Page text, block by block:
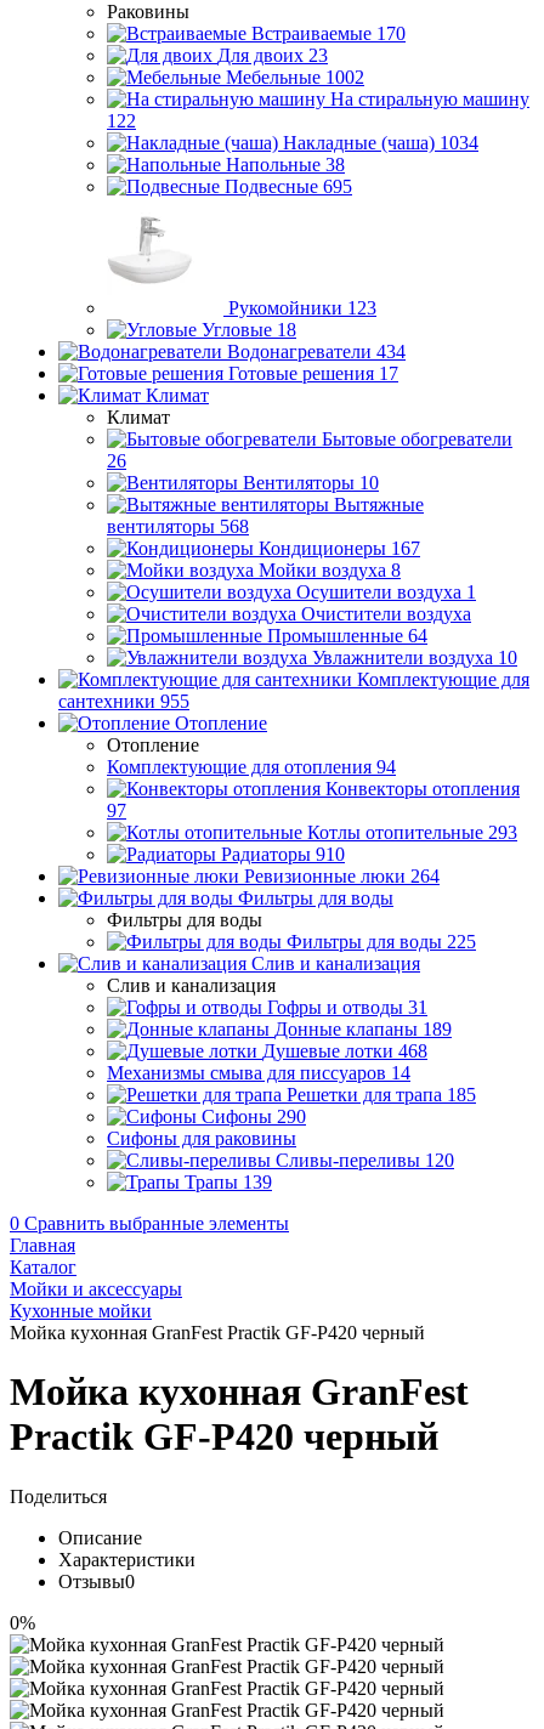
Раковины
Встраиваемые 170
Для двоих 23
Мебельные 1002
На стиральную машину
122
Накладные (чаша) 1034
Напольные 38
Подвесные 695
Рукомойники 123
Угловые 18
Водонагреватели 434
Готовые решения 17
Климат
Климат
Бытовые обогреватели
26
Вентиляторы 10
Вытяжные
вентиляторы 568
Кондиционеры 167
Мойки воздуха 8
Осушители воздуха 1
Очистители воздуха
Промышленные 64
Увлажнители воздуха 10
Комплектующие для
сантехники 955
Отопление
Отопление
Комплектующие для отопления 94
Конвекторы отопления
97
Котлы отопительные 293
Радиаторы 910
Ревизионные люки 264
Фильтры для воды
Фильтры для воды
Фильтры для воды 225
Слив и канализация
Слив и канализация
Гофры и отводы 31
Донные клапаны 189
Душевые лотки 468
Механизмы смыва для писсуаров 14
Решетки для трапа 185
Сифоны 290
Сифоны для раковины
Сливы-переливы 120
Трапы 139
0 Сравнить выбранные элементы
Главная
Каталог
Мойки и аксессуары
Кухонные мойки
Мойка кухонная GranFest Practik GF-P420 черный
Мойка кухонная GranFest
Practik GF-P420 черный
Поделиться
Описание
Характеристики
Отзывы0
0%